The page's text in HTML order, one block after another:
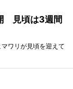
見頃は3週間
ワリが見頃を迎えて